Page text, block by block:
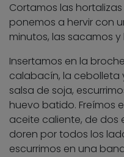
Cortamos las
ponemos a hervir con
minutos, las sacamos y
Insertamos en la
calabacín, la cebolleta
salsa de soja,
huevo batido. Freímos
aceite caliente, de dos
doren por todos los
escurrimos en una